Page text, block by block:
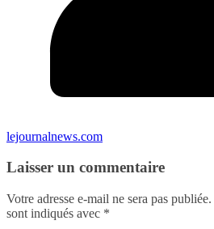
lejournalnews.com
Laisser un commentaire
Votre adresse e-mail ne sera pas publiée.
sont indiqués avec *